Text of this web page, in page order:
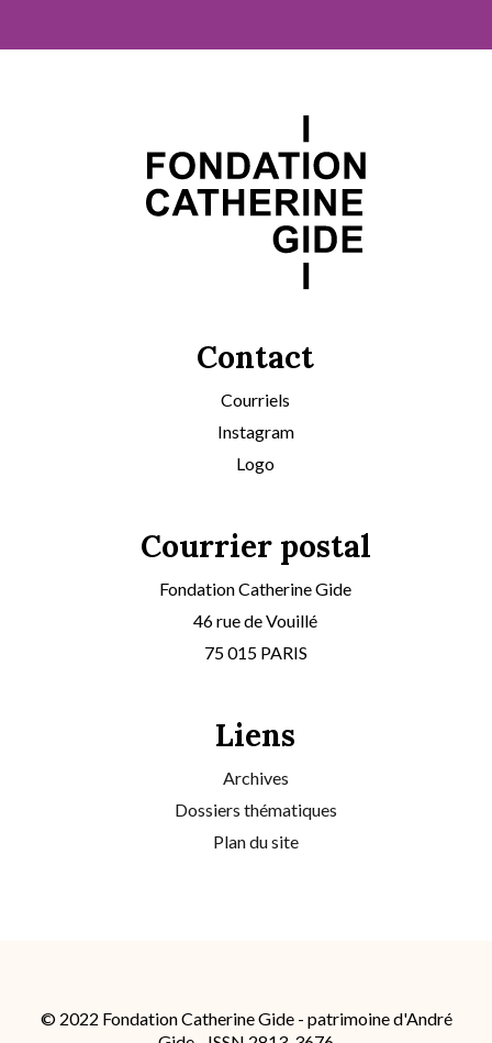
Contact
Courriels
Instagram
Logo
Courrier postal
Fondation Catherine Gide
46 rue de Vouillé
75 015 PARIS
Liens
Archives
Dossiers thématiques
Plan du site
© 2022 Fondation Catherine Gide - patrimoine d'André